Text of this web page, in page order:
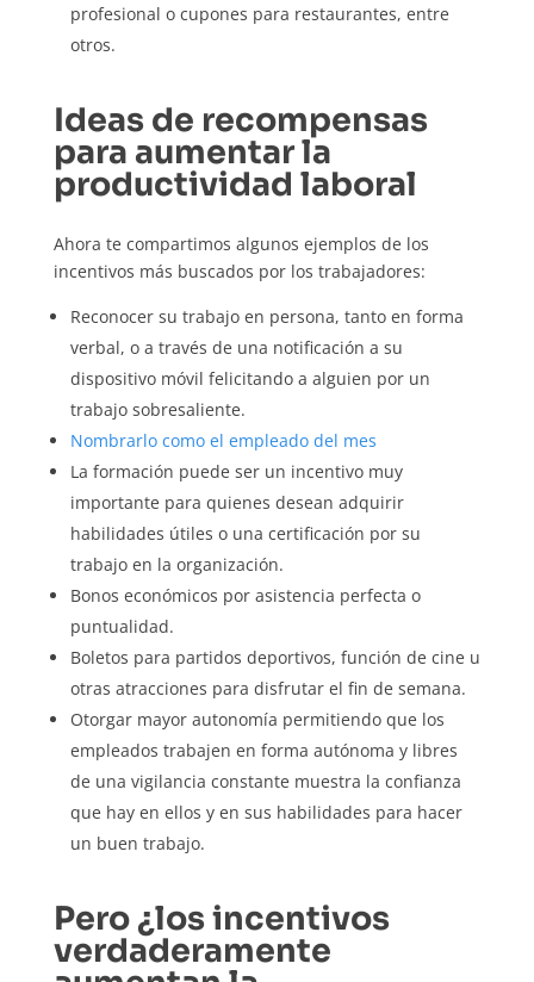
profesional o cupones para restaurantes, entre
otros.
Ideas de recompensas
para aumentar la
productividad laboral
Ahora te compartimos algunos ejemplos de los
incentivos más buscados por los trabajadores:
Reconocer su trabajo en persona, tanto en forma
verbal, o a través de una notificación a su
dispositivo móvil felicitando a alguien por un
trabajo sobresaliente.
Nombrarlo como el empleado del mes
La formación puede ser un incentivo muy
importante para quienes desean adquirir
habilidades útiles o una certificación por su
trabajo en la organización.
Bonos económicos por asistencia perfecta o
puntualidad.
Boletos para partidos deportivos, función de cine u
otras atracciones para disfrutar el fin de semana.
Otorgar mayor autonomía permitiendo que los
empleados trabajen en forma autónoma y libres
de una vigilancia constante muestra la confianza
que hay en ellos y en sus habilidades para hacer
un buen trabajo.
Pero ¿los incentivos
verdaderamente